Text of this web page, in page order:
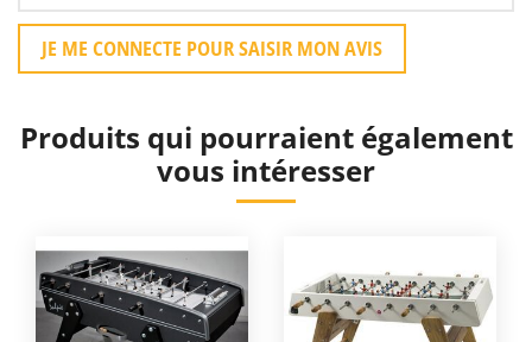
JE ME CONNECTE POUR SAISIR MON AVIS
Produits qui pourraient également
vous intéresser